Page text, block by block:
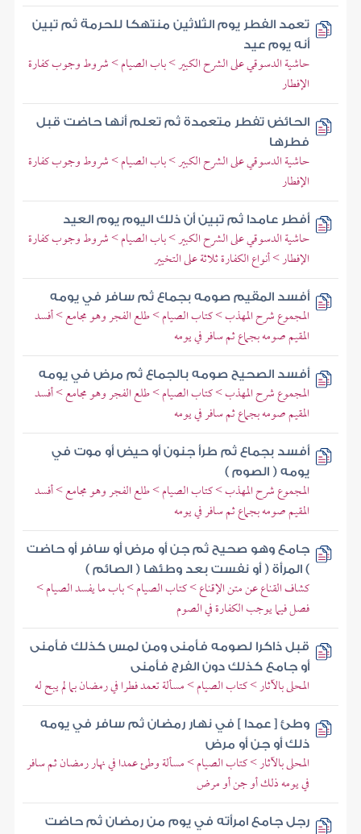
تعمد الفطر يوم الثلاثين منتهكا للحرمة ثم تبين
أنه يوم عيد
حاشية الدسوقي على الشرح الكبير > باب الصيام > شروط وجوب كفارة
الإفطار
الحائض تفطر متعمدة ثم تعلم أنها حاضت قبل
فطرها
حاشية الدسوقي على الشرح الكبير > باب الصيام > شروط وجوب كفارة
الإفطار
أفطر عامدا ثم تبين أن ذلك اليوم يوم العيد
حاشية الدسوقي على الشرح الكبير > باب الصيام > شروط وجوب كفارة
الإفطار > أنواع الكفارة ثلاثة على التخيير
أفسد المقيم صومه بجماع ثم سافر في يومه
المجموع شرح المهذب > كتاب الصيام > طلع الفجر وهو مجامع > أفسد
المقيم صومه بجماع ثم سافر في يومه
أفسد الصحيح صومه بالجماع ثم مرض في يومه
المجموع شرح المهذب > كتاب الصيام > طلع الفجر وهو مجامع > أفسد
المقيم صومه بجماع ثم سافر في يومه
أفسد بجماع ثم طرأ جنون أو حيض أو موت في
يومه ( الصوم )
المجموع شرح المهذب > كتاب الصيام > طلع الفجر وهو مجامع > أفسد
المقيم صومه بجماع ثم سافر في يومه
جامع وهو صحيح ثم جن أو مرض أو سافر أو حاضت
) المرأة ( أو نفست بعد وطئها ( الصائم )
كشاف القناع عن متن الإقناع > كتاب الصيام > باب ما يفسد الصيام >
فصل فيما يوجب الكفارة في الصوم
قبل ذاكرا لصومه فأمنى ومن لمس كذلك فأمنى
أو جامع كذلك دون الفرج فأمنى
المحلى بالآثار > كتاب الصيام > مسألة تعمد فطرا في رمضان بما لم يبح له
وطئ [ عمدا ] في نهار رمضان ثم سافر في يومه
ذلك أو جن أو مرض
المحلى بالآثار > كتاب الصيام > مسألة وطئ عمدا في نهار رمضان ثم سافر
في يومه ذلك أو جن أو مرض
رجل جامع امرأته في يوم من رمضان ثم حاضت